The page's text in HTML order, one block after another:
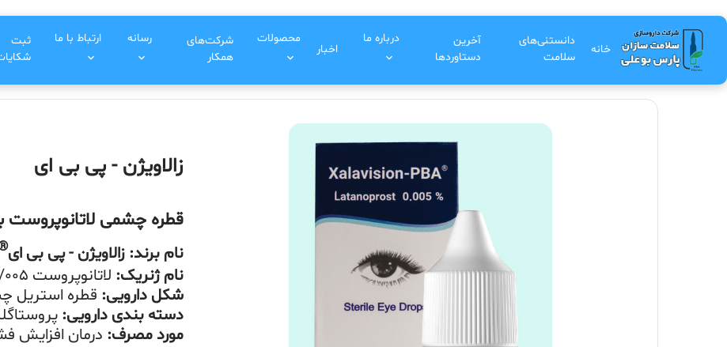
خانه
دانستنی‌های
سلامت
آخرین
دستاوردها
درباره ما
اخبار
محصولات
شرکت‌های
همکار
رسانه ارتباط با ما
ثبت
زالاویژن - پی بی ای
قطره چشمی لاتانوپروست
نام برند: زالاویژن - پی بی ای
نام ژنریک: لاتانوپروست 0/005 درصد
شکل دارویی: قطره استریل
دسته بندی دارویی:
مورد مصرف: درمان افزایش